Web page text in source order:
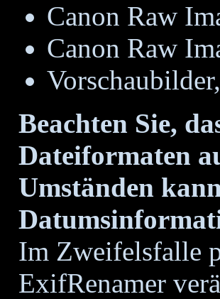
Canon Raw
Canon Raw
Beachten Sie,
Dateiformaten
Umständen
Im Zweifelsfalle
ExifRenamer